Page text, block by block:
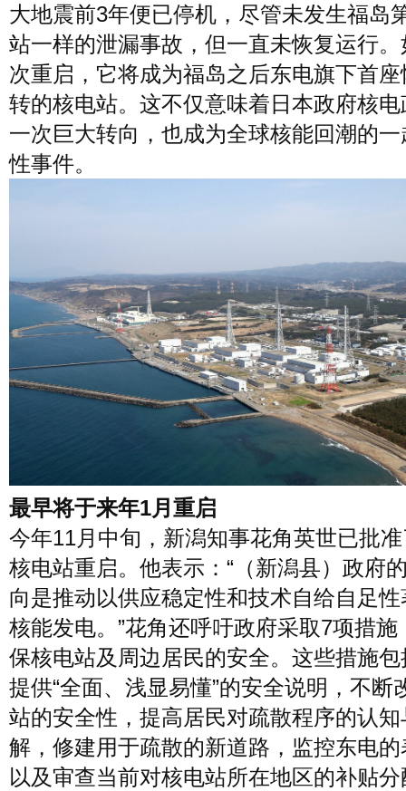
风尚 美容 时尚 明星
生活 文化 美食 旅游
周末
大地震前3年便已停机，尽管未发生福岛
站一样的泄漏事故，但一直未恢复运行
次重启，它将成为福岛之后东电旗下首
转的核电站。这不仅意味着日本政府核
一次巨大转向，也成为全球核能回潮的
性事件。
最早将于来年1月重启
今年11月中旬，新潟知事花角英世已批
核电站重启。他表示：“（新潟县）政府
向是推动以供应稳定性和技术自给自足
核能发电。”花角还呼吁政府采取7项措施
保核电站及周边居民的安全。这些措施
提供“全面、浅显易懂”的安全说明，不断
站的安全性，提高居民对疏散程序的认知
解，修建用于疏散的新道路，监控东电
以及审查当前对核电站所在地区的补贴分